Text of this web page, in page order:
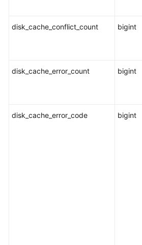
GS_LSC_DBSTAT_INFO
GS_OBS_READ_TRAFFIC
disk_cache_conflict_count bigint
disk_cache_error_count bigint
disk_cache_error_code bigint